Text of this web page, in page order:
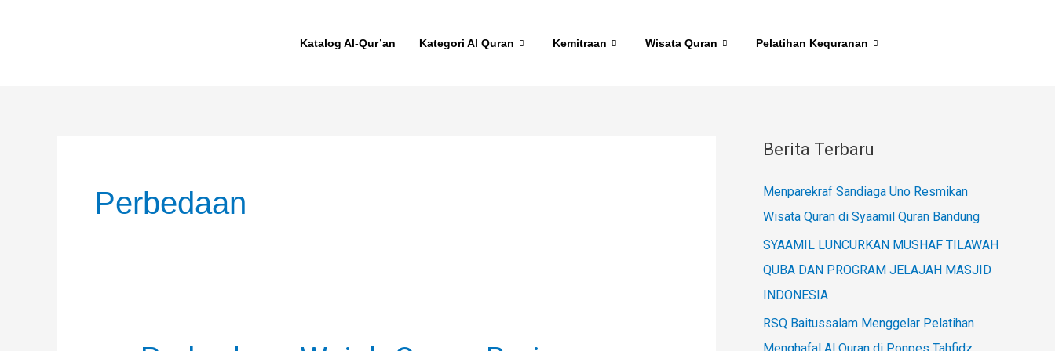
Katalog Al-Qur’an Kategori Al Quran Kemitraan Wisata Quran Pelatihan Kequranan
Perbedaan
Berita Terbaru
Menparekraf Sandiaga Uno Resmikan
Wisata Quran di Syaamil Quran Bandung
SYAAMIL LUNCURKAN MUSHAF TILAWAH
QUBA DAN PROGRAM JELAJAH MASJID
INDONESIA
RSQ Baitussalam Menggelar Pelatihan